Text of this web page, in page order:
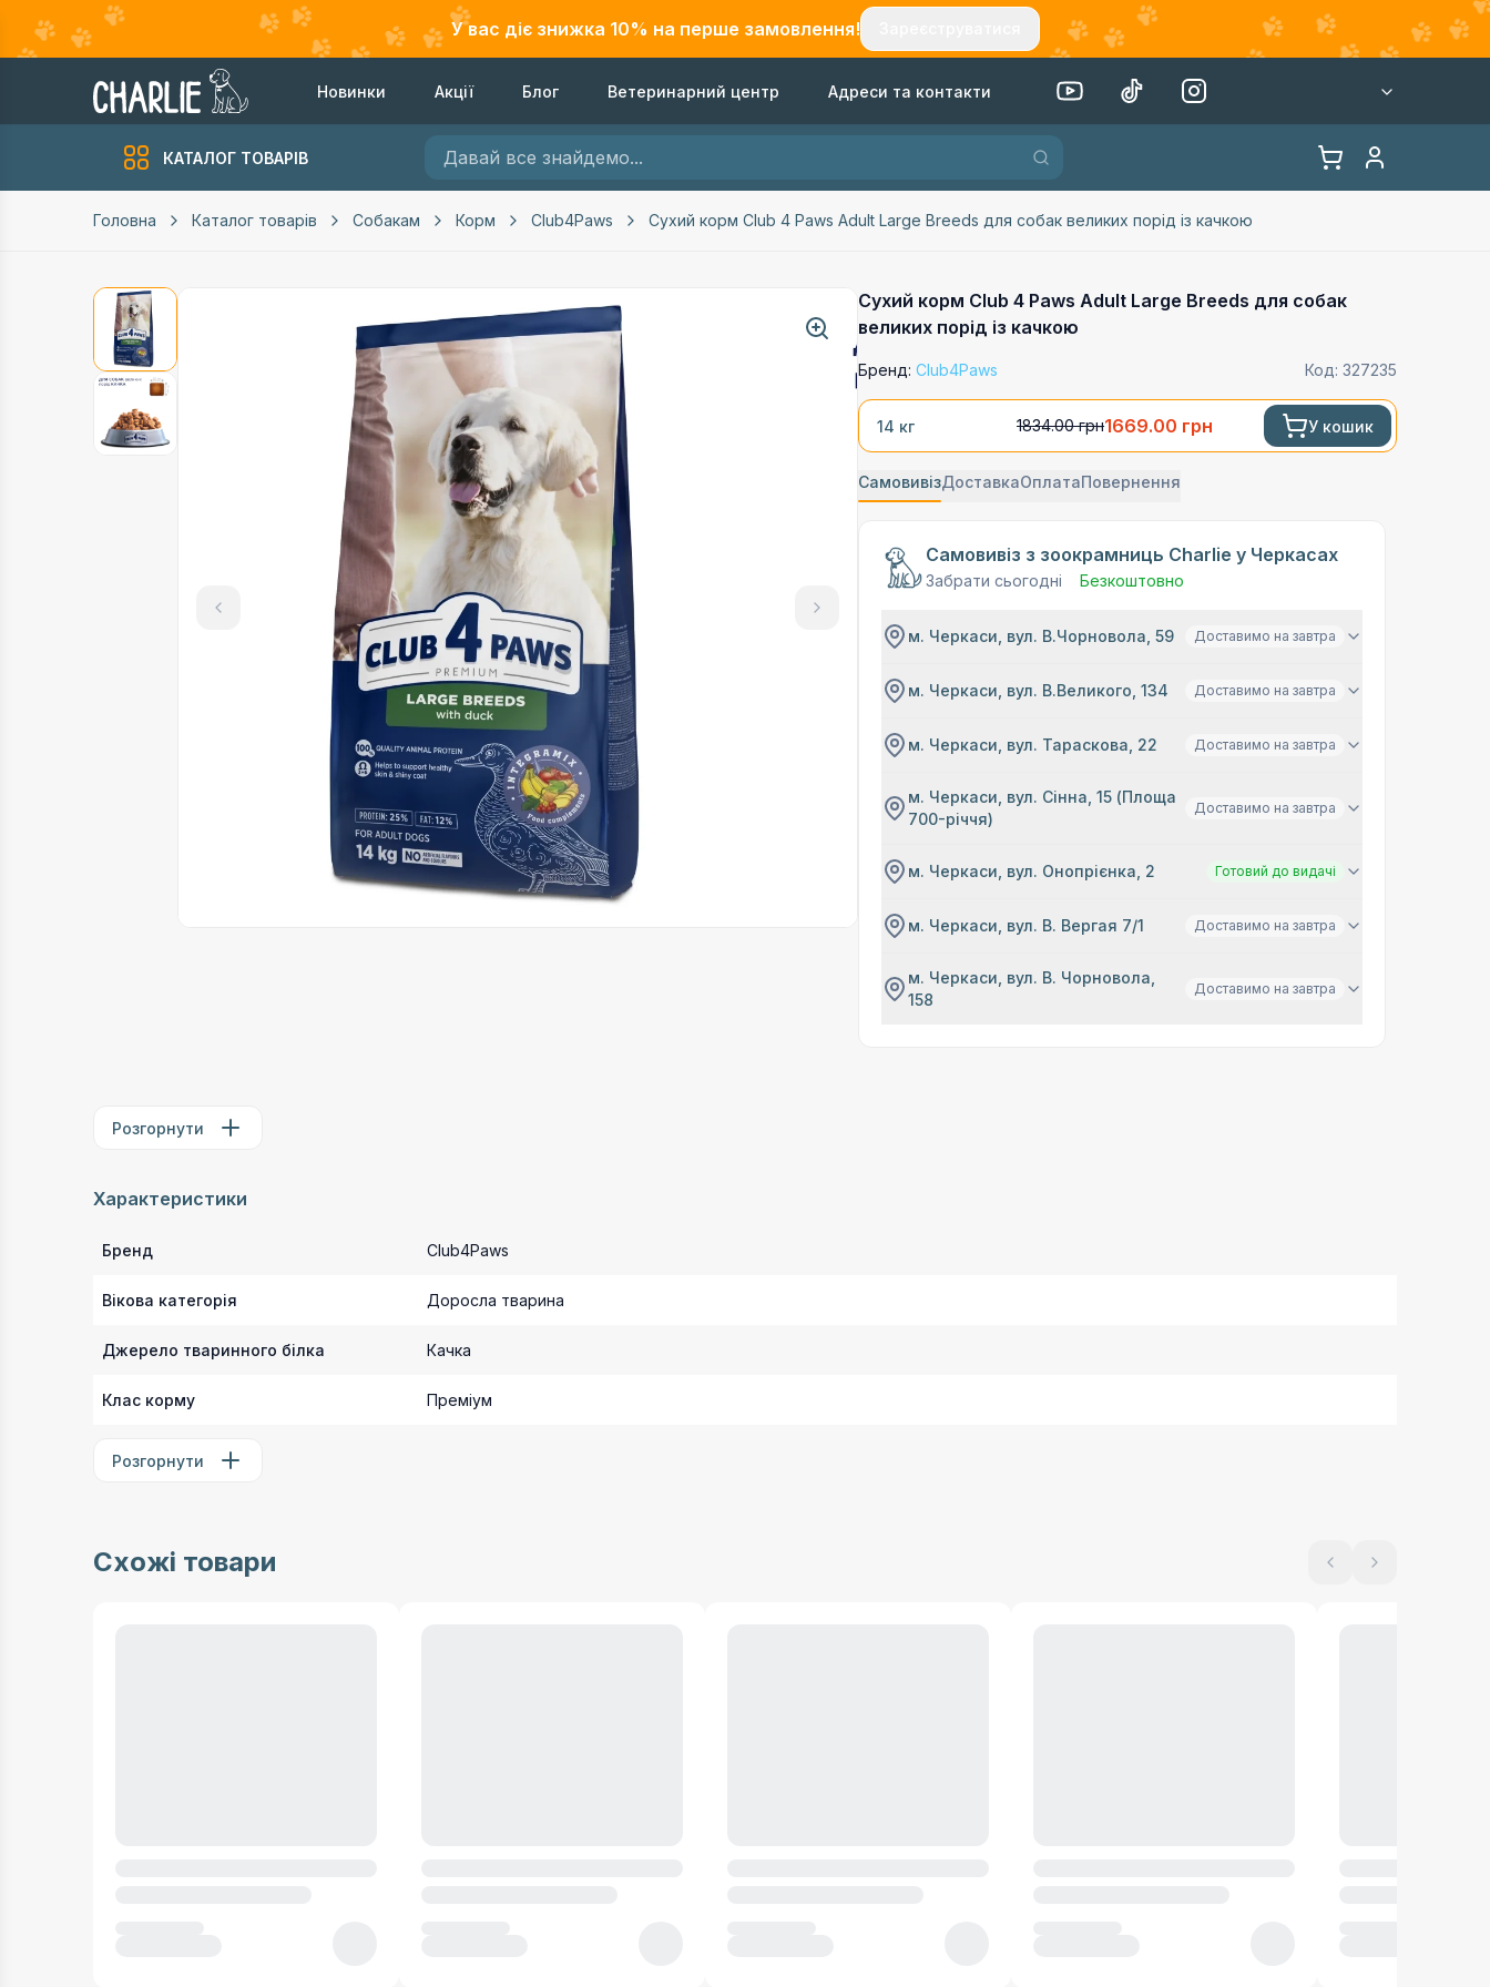
У вас діє знижка 10% на перше замовлення!
Новинки Акції Блог Ветеринарний центр Адреси та контакти
КАТАЛОГ ТОВАРІВ
Головна Каталог товарів Собакам Корм Club4Paws Сухий корм Club 4 Paws Adult Large Breeds для собак великих порід із качкою
Сухий корм Club 4 Paws Adult Large Breeds для собак
великих порід із качкою
Бренд: Club4Paws Код: 327235
14 кг 1834.00грн1669.00 грн У кошик
СамовивізДоставкаОплатаПовернення
Самовивіз з зоокрамниць Charlie у Черкасах
Забрати сьогодні Безкоштовно
м. Черкаси, вул. В.Чорновола, 59 Доставимо на завтра
м. Черкаси, вул. В.Великого, 134 Доставимо на завтра
м. Черкаси, вул. Тараскова, 22 Доставимо на завтра
м. Черкаси, вул. Сінна, 15 (Площа
700-річчя)
Доставимо на завтра
м. Черкаси, вул. Онопрієнка, 2 Готовий до видачі
м. Черкаси, вул. В. Вергая 7/1 Доставимо на завтра
м. Черкаси, вул. В. Чорновола,
158
Доставимо на завтра
Розгорнути
Характеристики
Бренд Club4Paws
Вікова категорія Доросла тварина
Джерело тваринного білка Качка
Клас корму Преміум
Розгорнути
Схожі товари